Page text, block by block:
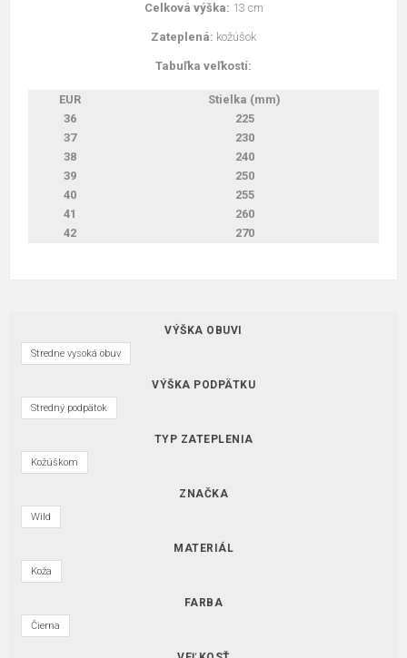
Celková výška: 13 cm
Zateplená: kožúšok
Tabuľka veľkostí:
EUR
Stielka (mm)
36
225
37
230
38
240
39
250
40
255
41
260
42
270
VÝŠKA OBUVI
Stredne vysoká obuv
VÝŠKA PODPÄTKU
Stredný podpätok
TYP ZATEPLENIA
Kožúškom
ZNAČKA
Wild
MATERIÁL
Koža
FARBA
Čierna